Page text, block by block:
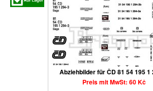
Abziehbilder für ČD 81 54 195 1
Preis mit MwSt: 60 Kč